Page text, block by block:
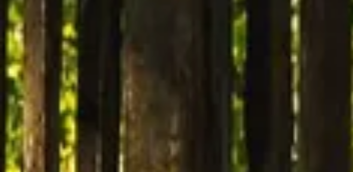
Wijnproeverij & wijnhuizen Zuidwest Frankrijk
Champagne Ayala
Champagne Canard Duchêne
Champagne Devaux
Champagne Lanson
Champagne Mercier
Champagne Moët et Chandon
Champagne Mumm
Champagne Nicolas Feuillatte